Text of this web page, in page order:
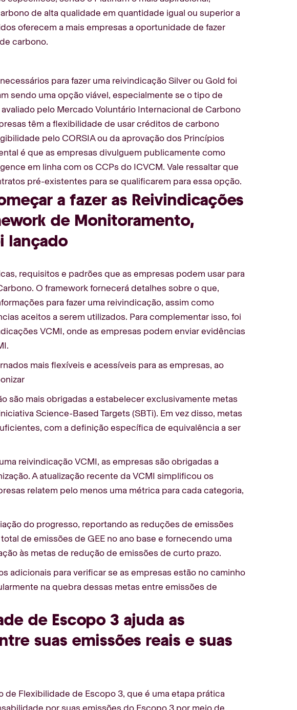
de alta qualidade em quantidade igual ou superior a
oferecem a mais empresas a oportunidade de fazer
carbono.
para fazer uma reivindicação Silver ou Gold foi
sendo uma opção viável, especialmente se o tipo de
pelo Mercado Voluntário Internacional de Carbono
têm a flexibilidade de usar créditos de carbono
pelo CORSIA ou da aprovação dos Princípios
é que as empresas divulguem publicamente como
em linha com os CCPs do ICVCM. Vale ressaltar que
pré-existentes para se qualificarem para essa opção.
a fazer as Reivindicações
de Monitoramento,
lançado
requisitos e padrões que as empresas podem usar para
O framework fornecerá detalhes sobre o que,
para fazer uma reivindicação, assim como
aceitos a serem utilizados. Para complementar isso, foi
VCMI, onde as empresas podem enviar evidências
mais flexíveis e acessíveis para as empresas, ao
são mais obrigadas a estabelecer exclusivamente metas
Science-Based Targets (SBTi). Em vez disso, metas
com a definição específica de equivalência a ser
reivindicação VCMI, as empresas são obrigadas a
A atualização recente da VCMI simplificou os
relatem pelo menos uma métrica para cada categoria,
do progresso, reportando as reduções de emissões
de emissões de GEE no ano base e fornecendo uma
às metas de redução de emissões de curto prazo.
adicionais para verificar se as empresas estão no caminho
na quebra dessas metas entre emissões de
de Escopo 3 ajuda as
suas emissões reais e suas
Flexibilidade de Escopo 3, que é uma etapa prática